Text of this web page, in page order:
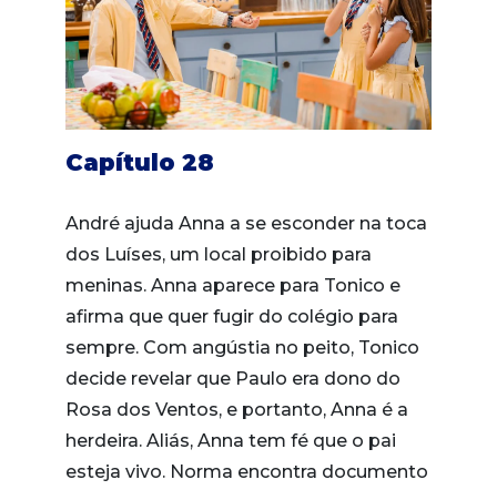
Capítulo 28
André ajuda Anna a se esconder na toca
dos Luíses, um local proibido para
meninas. Anna aparece para Tonico e
afirma que quer fugir do colégio para
sempre. Com angústia no peito, Tonico
decide revelar que Paulo era dono do
Rosa dos Ventos, e portanto, Anna é a
herdeira. Aliás, Anna tem fé que o pai
esteja vivo. Norma encontra documento